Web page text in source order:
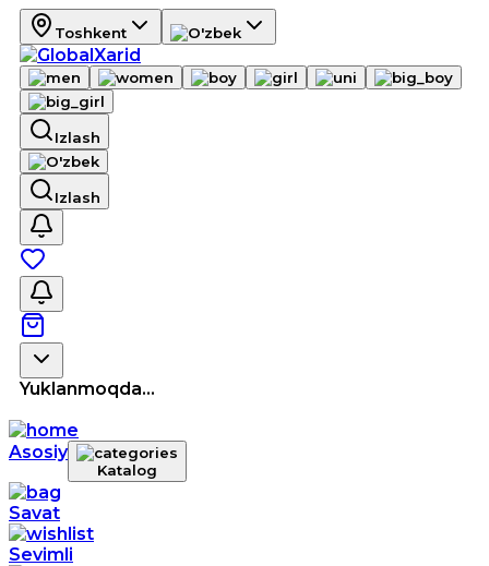
Toshkent
Izlash
Izlash
Yuklanmoqda...
Asosiy
Katalog
Savat
Sevimli